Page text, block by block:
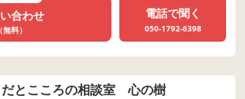
合わせ
（無料）
電話で聞く
050-1792-6398
とこころの相談室 心の樹